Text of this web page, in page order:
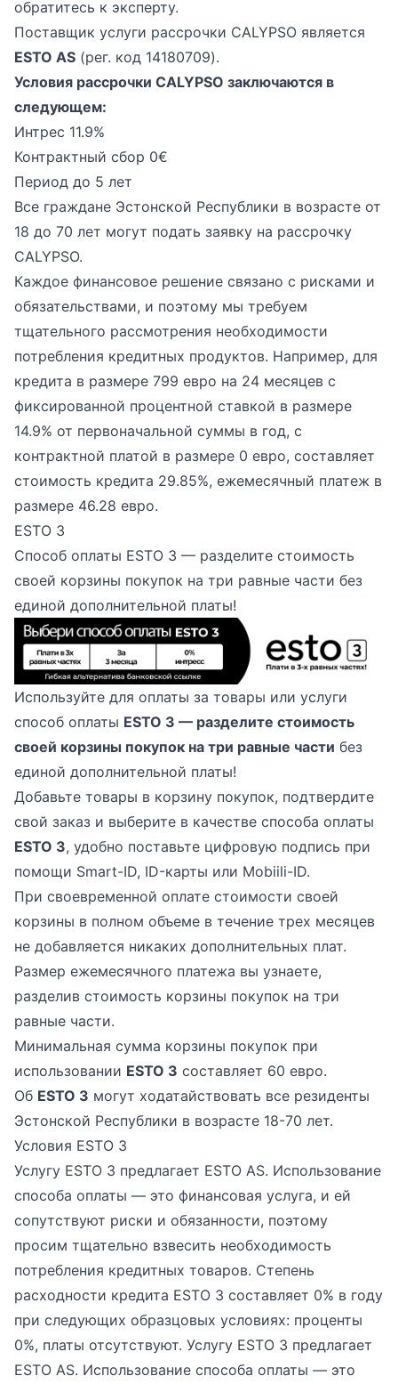
обратитесь к эксперту.
Поставщик услуги рассрочки CALYPSO является
ESTO AS (рег. код 14180709).
Условия рассрочки CALYPSO заключаются в
следующем:
Интрес 11.9%
Контрактный сбор 0€
Период до 5 лет
Все граждане Эстонской Республики в возрасте от
18 до 70 лет могут подать заявку на рассрочку
CALYPSO.
Каждое финансовое решение связано с рисками и
обязательствами, и поэтому мы требуем
тщательного рассмотрения необходимости
потребления кредитных продуктов. Например, для
кредита в размере 799 евро на 24 месяцев с
фиксированной процентной ставкой в размере
14.9% от первоначальной суммы в год, с
контрактной платой в размере 0 евро, составляет
стоимость кредита 29.85%, ежемесячный платеж в
размере 46.28 евро.
ESTO 3
Способ оплаты ESTO 3 — разделите стоимость
своей корзины покупок на три равные части без
единой дополнительной платы!
Используйте для оплаты за товары или услуги
способ оплаты ESTO 3 — разделите стоимость
своей корзины покупок на три равные части без
единой дополнительной платы!
Добавьте товары в корзину покупок, подтвердите
свой заказ и выберите в качестве способа оплаты
ESTO 3, удобно поставьте цифровую подпись при
помощи Smart-ID, ID-карты или Mobiili-ID.
При своевременной оплате стоимости своей
корзины в полном объеме в течение трех месяцев
не добавляется никаких дополнительных плат.
Размер ежемесячного платежа вы узнаете,
разделив стоимость корзины покупок на три
равные части.
Минимальная сумма корзины покупок при
использовании ESTO 3 составляет 60 евро.
Об ESTO 3 могут ходатайствовать все резиденты
Эстонской Республики в возрасте 18-70 лет.
Условия ESTO 3
Услугу ESTO 3 предлагает ESTO AS. Использование
способа оплаты — это финансовая услуга, и ей
сопутствуют риски и обязанности, поэтому
просим тщательно взвесить необходимость
потребления кредитных товаров. Степень
расходности кредита ESTO 3 составляет 0% в году
при следующих образцовых условиях: проценты
0%, платы отсутствуют. Услугу ESTO 3 предлагает
ESTO AS. Использование способа оплаты — это